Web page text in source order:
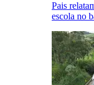
Pais
escola no